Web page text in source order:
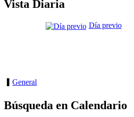
Vista Diaria
Día previo
General
Búsqueda en Calendario